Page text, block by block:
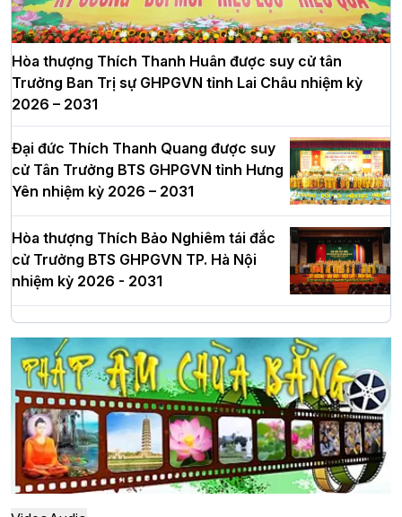
Hòa thượng Thích Thanh Huân được suy cử tân
Trưởng Ban Trị sự GHPGVN tỉnh Lai Châu nhiệm kỳ
2026 – 2031
Đại đức Thích Thanh Quang được suy
cử Tân Trưởng BTS GHPGVN tỉnh Hưng
Yên nhiệm kỳ 2026 – 2031
Hòa thượng Thích Bảo Nghiêm tái đắc
cử Trưởng BTS GHPGVN TP. Hà Nội
nhiệm kỳ 2026 - 2031
Hà Nội: Long trọng lễ khởi công xây
dựng Trung tâm văn hóa Phật giáo Thủ
đô
Hà Nội: Ngày tu học cuối cùng khép lại
khóa sinh hoạt Phật pháp mùa hè lần
thứ XIV tại chùa Bằng